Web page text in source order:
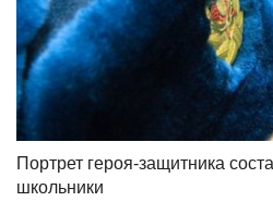
Портрет героя-защитника
школьники